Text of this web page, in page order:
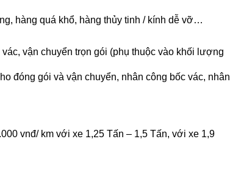
hàng quá khổ, hàng thủy tinh / kính dễ vỡ…
vận chuyển trọn gói (phụ thuộc vào khối lượng
đóng gói và vận chuyển, nhân công bốc vác, nhân
vnđ/ km với xe 1,25 Tấn – 1,5 Tấn, với xe 1,9